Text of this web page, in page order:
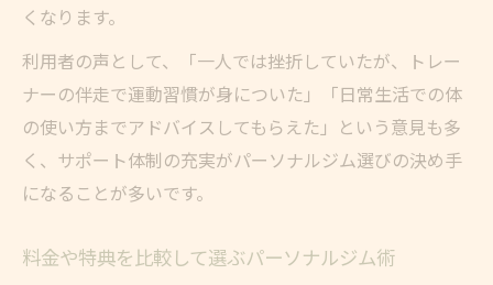
くなります。
利用者の声として、「一人では挫折していたが、トレー
ナーの伴走で運動習慣が身についた」「日常生活での体
の使い方までアドバイスしてもらえた」という意見も多
く、サポート体制の充実がパーソナルジム選びの決め手
になることが多いです。
料金や特典を比較して選ぶパーソナルジム術